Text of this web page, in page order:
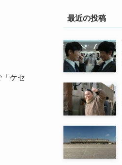
ケセ
最近の投稿